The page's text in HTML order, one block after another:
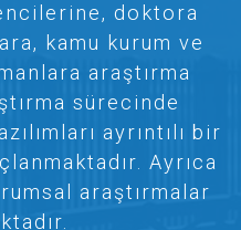
doktora
kamu kurum ve
araştırma
sürecinde
ayrıntılı bir
Ayrıca
araştırmalar